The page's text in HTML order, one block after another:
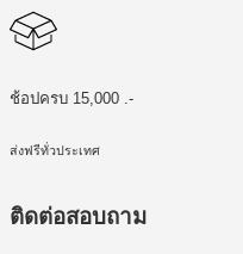
ช้อปครบ 15,000 .-
ส่งฟรีทั่วประเทศ
ติดต่อสอบถาม